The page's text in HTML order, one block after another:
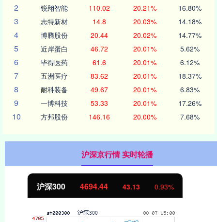
2 锐翔智能 110.02 20.21% 16.80%
3 志特新材 14.8 20.03% 14.18%
4 博腾股份 20.44 20.02% 14.77%
5 近岸蛋白 46.72 20.01% 5.62%
6 毕得医药 61.6 20.01% 6.12%
7 五洲医疗 83.62 20.01% 18.37%
8 耐科装备 49.67 20.01% 6.83%
9 一博科技 53.33 20.01% 17.26%
10 方邦股份 146.16 20.00% 7.68%
沪深京行情 实时轮播
北证50 1134.24 11.37 1.01%